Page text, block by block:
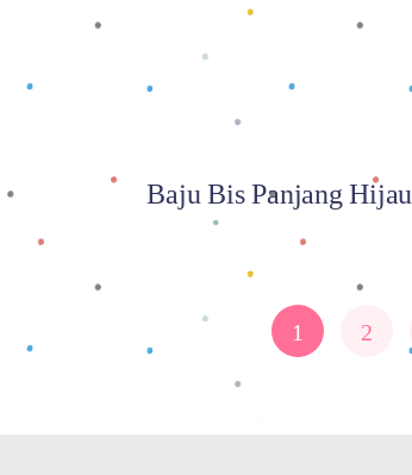
Baca selengkapnya
Baju Bis Panjang Hijau
1 2